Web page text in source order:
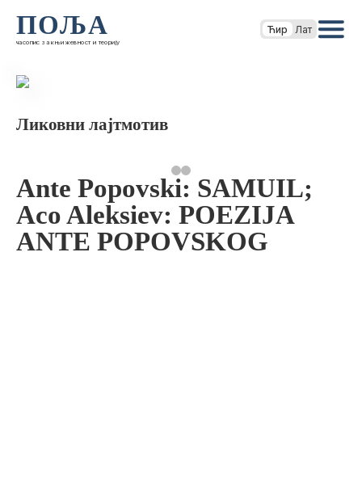
ПОЉА
часопис за књижевност и теорију
Ћир Лат
Ликовни лајтмотив
Ante Popovski: SAMUIL;
Aco Aleksiev: POEZIJA
ANTE POPOVSKOG